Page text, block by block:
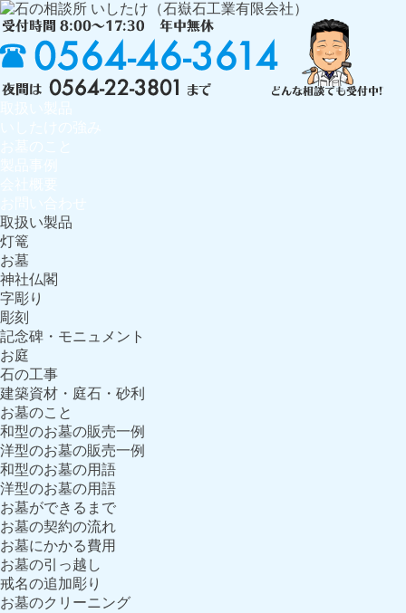
取扱い製品
灯篭
お墓
神社仏閣
字彫り
彫刻
記念碑・モニュメント
お庭
石の工事
建築資材・庭石・砂利
お墓のこと
和型のお墓の販売一例
洋型のお墓の販売一例
和型のお墓の用語
洋型のお墓の用語
お墓ができるまで
お墓の契約の流れ
お墓にかかる費用
お墓の引っ越し
戒名の追加彫り
お墓のクリーニング